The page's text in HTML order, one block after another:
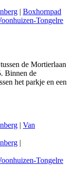
| Boxhornpad
Tongelre
de Mortierlaan
Binnen de
het parkje en een
| Van
|
Tongelre